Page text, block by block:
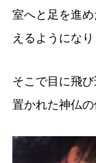
室へと足を進
えるようになり
そこで目に飛
置かれた神仏の